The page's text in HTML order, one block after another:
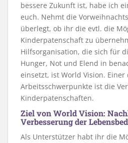
bessere Zukunft ist, habe ich
euch. Nehmt die
überlegt, ob ihr die evtl. die
Kinderpatenschaft zu
Hilfsorganisation, die sich für
Hunger, Not und Elend in
einsetzt, ist World Vision. Einer
Arbeitsschwerpunkte ist die
Kinderpatenschaften.
Ziel von World Vision:
Verbesserung der
Als Unterstützer habt ihr die